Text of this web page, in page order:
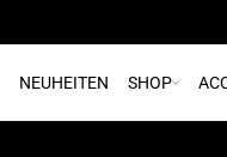
NEUHEITEN SHOP